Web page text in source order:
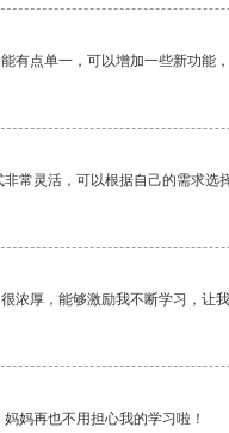
有点单一，可以增加一些新功能
常灵活，可以根据自己的需求选
浓厚，能够激励我不断学习，让
妈再也不用担心我的学习啦！